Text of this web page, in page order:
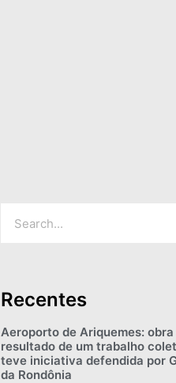
Recentes
Aeroporto de Ariquemes: obra
resultado de um trabalho
teve iniciativa defendida por
da Rondônia